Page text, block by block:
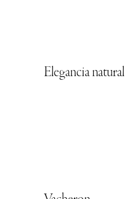
Elegancia natural